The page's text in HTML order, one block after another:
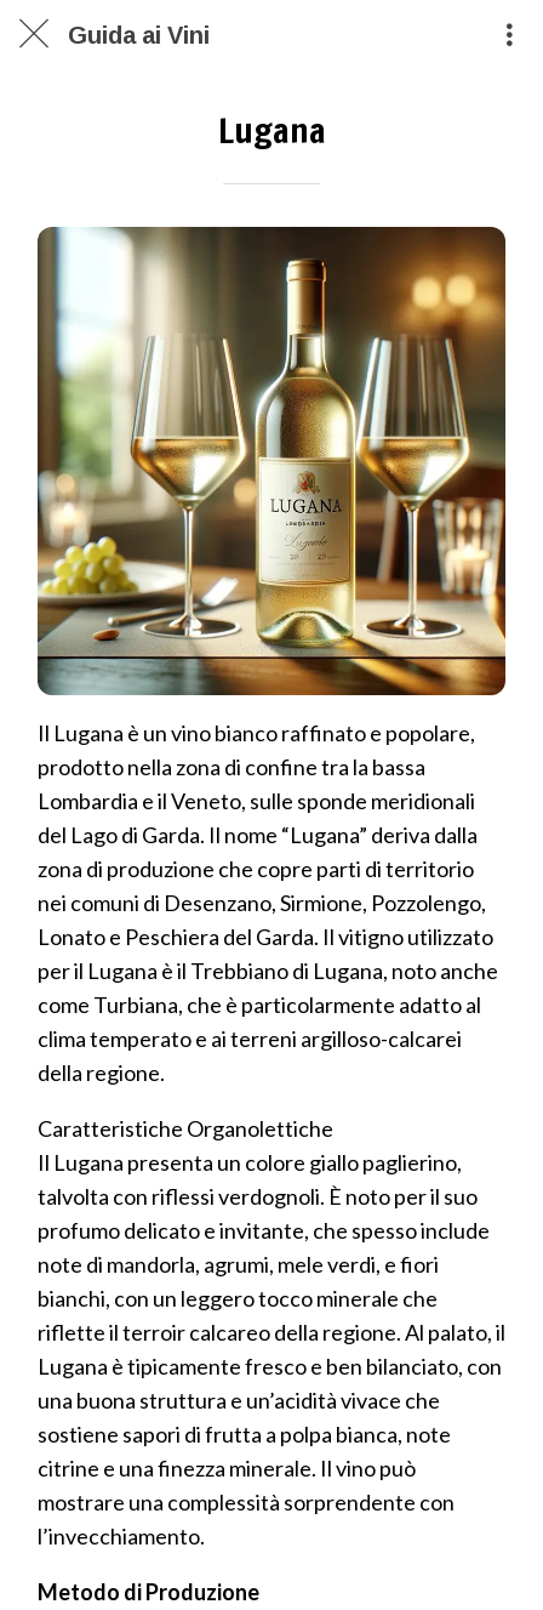
Guida ai Vini
Lugana
Il Lugana è un vino bianco raffinato e popolare,
prodotto nella zona di confine tra la bassa
Lombardia e il Veneto, sulle sponde meridionali
del Lago di Garda. Il nome “Lugana” deriva dalla
zona di produzione che copre parti di territorio
nei comuni di Desenzano, Sirmione, Pozzolengo,
Lonato e Peschiera del Garda. Il vitigno utilizzato
per il Lugana è il Trebbiano di Lugana, noto anche
come Turbiana, che è particolarmente adatto al
clima temperato e ai terreni argilloso-calcarei
della regione.
Caratteristiche Organolettiche
Il Lugana presenta un colore giallo paglierino,
talvolta con riflessi verdognoli. È noto per il suo
profumo delicato e invitante, che spesso include
note di mandorla, agrumi, mele verdi, e fiori
bianchi, con un leggero tocco minerale che
riflette il terroir calcareo della regione. Al palato, il
Lugana è tipicamente fresco e ben bilanciato, con
una buona struttura e un’acidità vivace che
sostiene sapori di frutta a polpa bianca, note
citrine e una finezza minerale. Il vino può
mostrare una complessità sorprendente con
l’invecchiamento.
Metodo di Produzione